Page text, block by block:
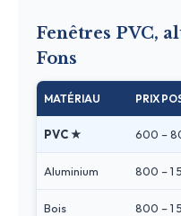
Fenêtres PVC,
Fons
MATÉRIAU PRIX
PVC ★ 600 –
Aluminium 800 – 1
Bois 800 – 1